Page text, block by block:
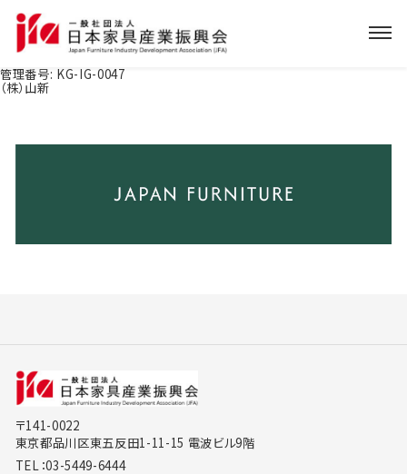
管理番号: KG-IG-0047
（株）山新
〒141-0022
東京都品川区東五反田1-11-15 電波ビル9階
TEL：03-5449-6444